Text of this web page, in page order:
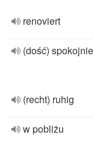
renoviert
(dość) spokojnie
(recht) ruhig
w pobliżu